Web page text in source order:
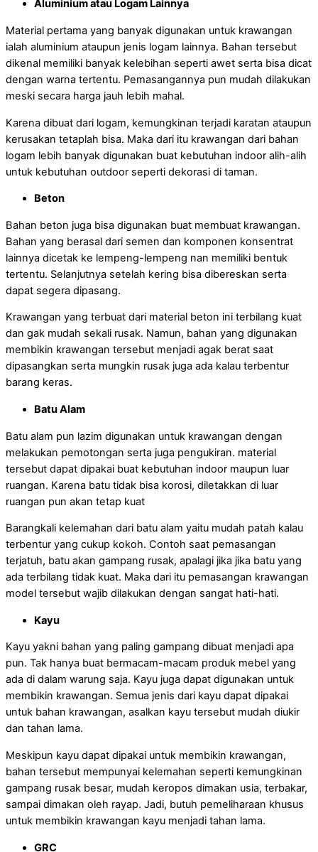
Aluminium atau Logam Lainnya
Material pertama yang banyak digunakan untuk krawangan
ialah aluminium ataupun jenis logam lainnya. Bahan tersebut
dikenal memiliki banyak kelebihan seperti awet serta bisa dicat
dengan warna tertentu. Pemasangannya pun mudah dilakukan
meski secara harga jauh lebih mahal.
Karena dibuat dari logam, kemungkinan terjadi karatan ataupun
kerusakan tetaplah bisa. Maka dari itu krawangan dari bahan
logam lebih banyak digunakan buat kebutuhan indoor alih-alih
untuk kebutuhan outdoor seperti dekorasi di taman.
Beton
Bahan beton juga bisa digunakan buat membuat krawangan.
Bahan yang berasal dari semen dan komponen konsentrat
lainnya dicetak ke lempeng-lempeng nan memiliki bentuk
tertentu. Selanjutnya setelah kering bisa dibereskan serta
dapat segera dipasang.
Krawangan yang terbuat dari material beton ini terbilang kuat
dan gak mudah sekali rusak. Namun, bahan yang digunakan
membikin krawangan tersebut menjadi agak berat saat
dipasangkan serta mungkin rusak juga ada kalau terbentur
barang keras.
Batu Alam
Batu alam pun lazim digunakan untuk krawangan dengan
melakukan pemotongan serta juga pengukiran. material
tersebut dapat dipakai buat kebutuhan indoor maupun luar
ruangan. Karena batu tidak bisa korosi, diletakkan di luar
ruangan pun akan tetap kuat
Barangkali kelemahan dari batu alam yaitu mudah patah kalau
terbentur yang cukup kokoh. Contoh saat pemasangan
terjatuh, batu akan gampang rusak, apalagi jika jika batu yang
ada terbilang tidak kuat. Maka dari itu pemasangan krawangan
model tersebut wajib dilakukan dengan sangat hati-hati.
Kayu
Kayu yakni bahan yang paling gampang dibuat menjadi apa
pun. Tak hanya buat bermacam-macam produk mebel yang
ada di dalam warung saja. Kayu juga dapat digunakan untuk
membikin krawangan. Semua jenis dari kayu dapat dipakai
untuk bahan krawangan, asalkan kayu tersebut mudah diukir
dan tahan lama.
Meskipun kayu dapat dipakai untuk membikin krawangan,
bahan tersebut mempunyai kelemahan seperti kemungkinan
gampang rusak besar, mudah keropos dimakan usia, terbakar,
sampai dimakan oleh rayap. Jadi, butuh pemeliharaan khusus
untuk membikin krawangan kayu menjadi tahan lama.
GRC